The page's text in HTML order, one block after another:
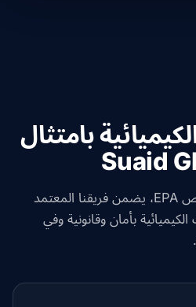
بامتثال
من إعلانات IMDG إلى تخليص EPA، يضمن فريقنا المعتمد
بأمان وقانونية وفي